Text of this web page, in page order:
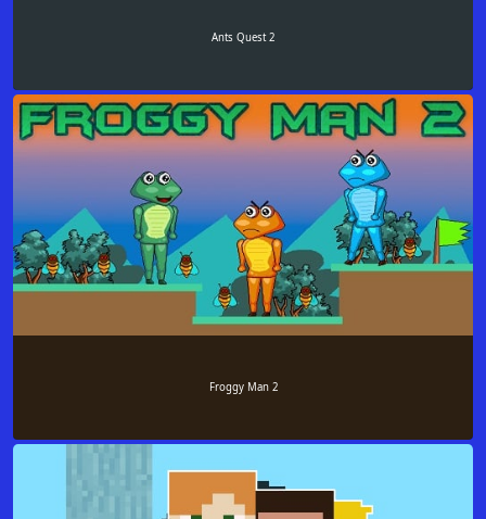
Ants Quest 2
Froggy Man 2